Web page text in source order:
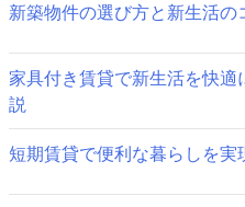
ビ
ゲ
ー
シ
新築物件の選び方と新生活の
家具付き賃貸で新生活を快
説
短期賃貸で便利な暮らしを実